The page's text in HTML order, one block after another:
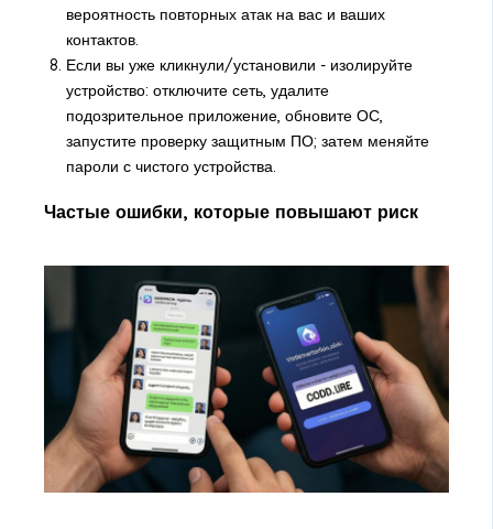
вероятность повторных атак на вас и ваших
контактов.
Если вы уже кликнули/установили - изолируйте
устройство: отключите сеть, удалите
подозрительное приложение, обновите ОС,
запустите проверку защитным ПО; затем меняйте
пароли с чистого устройства.
Частые ошибки, которые повышают риск